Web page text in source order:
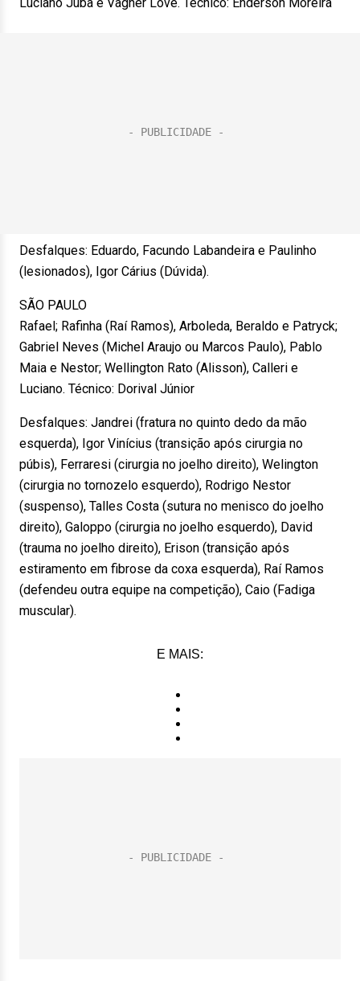
Desfalques: Eduardo, Facundo Labandeira e Paulinho
(lesionados), Igor Cárius (Dúvida).
SÃO PAULO
Rafael; Rafinha (Raí Ramos), Arboleda, Beraldo e Patryck;
Gabriel Neves (Michel Araujo ou Marcos Paulo), Pablo
Maia e Nestor; Wellington Rato (Alisson), Calleri e
Luciano. Técnico: Dorival Júnior
Desfalques: Jandrei (fratura no quinto dedo da mão
esquerda), Igor Vinícius (transição após cirurgia no
púbis), Ferraresi (cirurgia no joelho direito), Welington
(cirurgia no tornozelo esquerdo), Rodrigo Nestor
(suspenso), Talles Costa (sutura no menisco do joelho
direito), Galoppo (cirurgia no joelho esquerdo), David
(trauma no joelho direito), Erison (transição após
estiramento em fibrose da coxa esquerda), Raí Ramos
(defendeu outra equipe na competição), Caio (Fadiga
muscular).
E MAIS: